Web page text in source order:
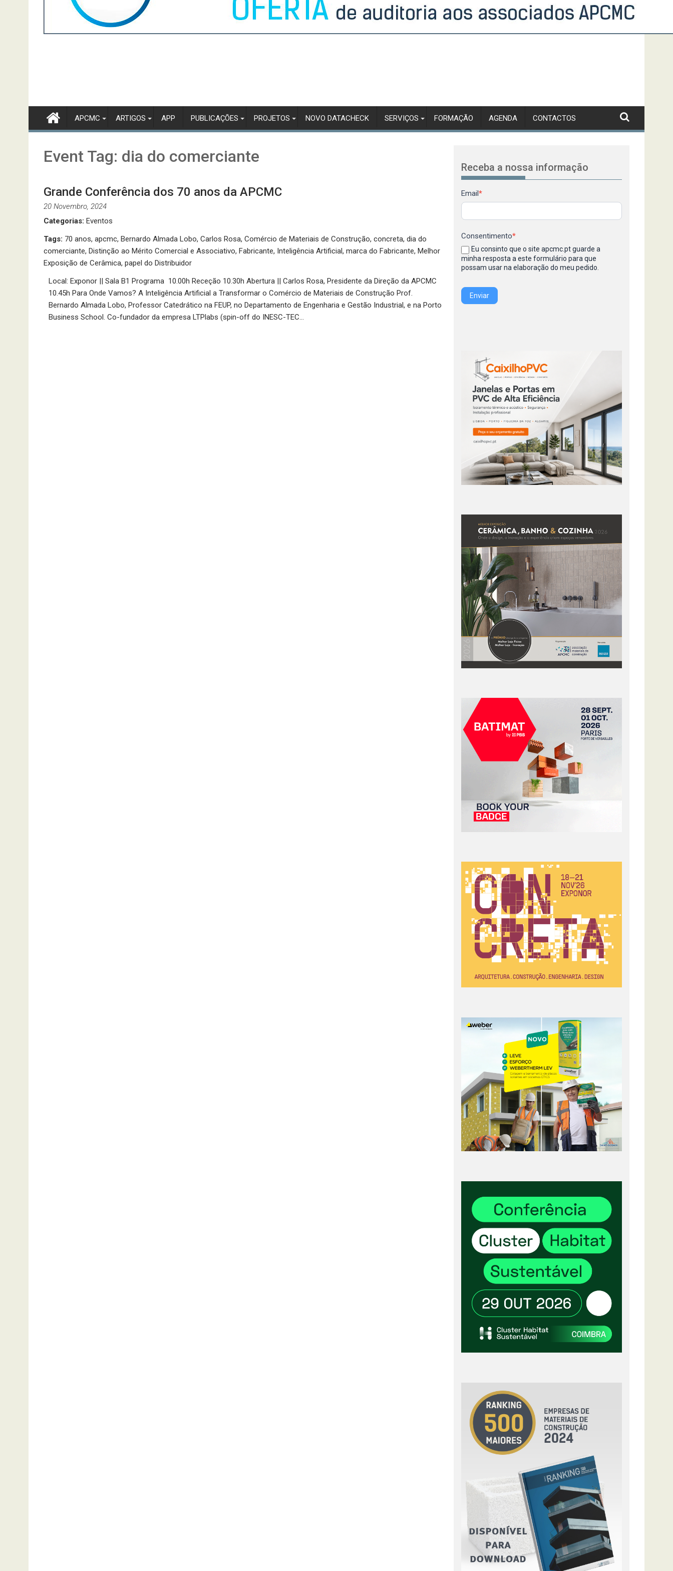
APCMC ARTIGOS APP PUBLICAÇÕES PROJETOS NOVO DATACHECK SERVIÇOS FORMAÇÃO AGENDA CONTACTOS
Event Tag: dia do comerciante
Grande Conferência dos 70 anos da APCMC
20 Novembro, 2024
Categorias: Eventos
Tags: 70 anos, apcmc, Bernardo Almada Lobo, Carlos Rosa, Comércio de Materiais de Construção, concreta, dia do
comerciante, Distinção ao Mérito Comercial e Associativo, Fabricante, Inteligência Artificial, marca do Fabricante, Melhor
Exposição de Cerâmica, papel do Distribuidor
Local: Exponor || Sala B1 Programa 10.00h Receção 10.30h Abertura || Carlos Rosa, Presidente da Direção da APCMC
10.45h Para Onde Vamos? A Inteligência Artificial a Transformar o Comércio de Materiais de Construção Prof.
Bernardo Almada Lobo, Professor Catedrático na FEUP, no Departamento de Engenharia e Gestão Industrial, e na Porto
Business School. Co-fundador da empresa LTPlabs (spin-off do INESC-TEC…
Receba a nossa informação
Newsletter
Email *
Consentimento*
Eu consinto que o site apcmc.pt guarde a
minha resposta a este formulário para que
possam usar na elaboração do meu pedido.
Enviar